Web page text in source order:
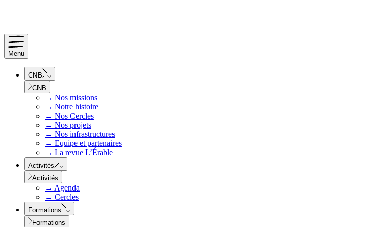
Menu
CNB
CNB
→ Nos missions
→ Notre histoire
→ Nos Cercles
→ Nos projets
→ Nos infrastructures
→ Equipe et partenaires
→ La revue L’Érable
Activités
Activités
→ Agenda
→ Cercles
Formations
Formations